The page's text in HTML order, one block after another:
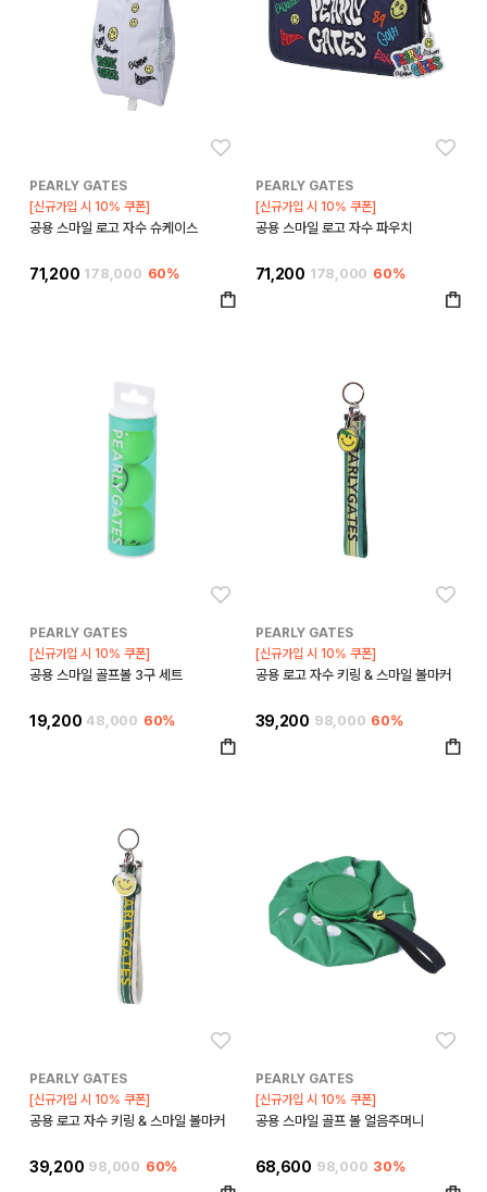
PEARLY GATES
[신규가입 시 10% 쿠폰]
공용 스마일 로고 자수 슈케이스
71,200 178,000 60%
PEARLY GATES
[신규가입 시 10% 쿠폰]
공용 스마일 로고 자수 파우치
71,200 178,000 60%
PEARLY GATES
[신규가입 시 10% 쿠폰]
공용 스마일 골프볼 3구 세트
19,200 48,000 60%
PEARLY GATES
[신규가입 시 10% 쿠폰]
공용 로고 자수 키링 & 스마일 볼마커
39,200 98,000 60%
PEARLY GATES
[신규가입 시 10% 쿠폰]
공용 로고 자수 키링 & 스마일 볼마커
39,200 98,000 60%
PEARLY GATES
[신규가입 시 10% 쿠폰]
공용 스마일 골프 볼 얼음주머니
68,600 98,000 30%